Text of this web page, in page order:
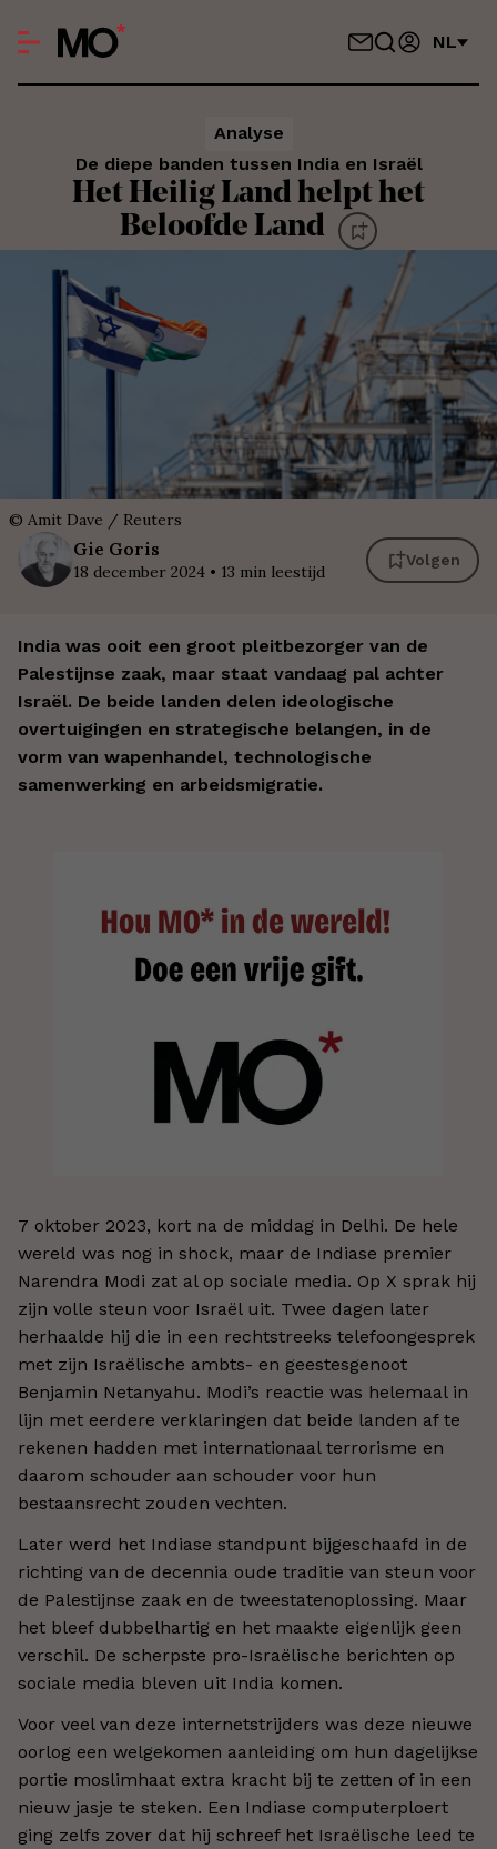
NL
Analyse
De diepe banden tussen India en Israël
Het Heilig Land helpt het
Beloofde Land
© Amit Dave / Reuters
Gie Goris
18 december 2024 • 13 min leestijd
Volgen
India was ooit een groot pleitbezorger van de
Palestijnse zaak, maar staat vandaag pal achter
Israël. De beide landen delen ideologische
overtuigingen en strategische belangen, in de
vorm van wapenhandel, technologische
samenwerking en arbeidsmigratie.
7 oktober 2023, kort na de middag in Delhi. De hele
wereld was nog in shock, maar de Indiase premier
Narendra Modi zat al op sociale media. Op X sprak hij
zijn volle steun voor Israël uit. Twee dagen later
herhaalde hij die in een rechtstreeks telefoongesprek
met zijn Israëlische ambts- en geestesgenoot
Benjamin Netanyahu. Modi’s reactie was helemaal in
lijn met eerdere verklaringen dat beide landen af te
rekenen hadden met internationaal terrorisme en
daarom schouder aan schouder voor hun
bestaansrecht zouden vechten.
Later werd het Indiase standpunt bijgeschaafd in de
richting van de decennia oude traditie van steun voor
de Palestijnse zaak en de tweestatenoplossing. Maar
het bleef dubbelhartig en het maakte eigenlijk geen
verschil. De scherpste pro-Israëlische berichten op
sociale media bleven uit India komen.
Voor veel van deze internetstrijders was deze nieuwe
oorlog een welgekomen aanleiding om hun dagelijkse
portie moslimhaat extra kracht bij te zetten of in een
nieuw jasje te steken. Een Indiase computerploert
ging zelfs zover dat hij schreef het Israëlische leed te